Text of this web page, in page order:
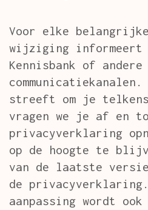
Voor elke
wijziging informeert
Kennisbank of andere
communicatiekanalen.
streeft om je
vragen we je af en
privacyverklaring
op de hoogte te
van de laatste
de
aanpassing wordt